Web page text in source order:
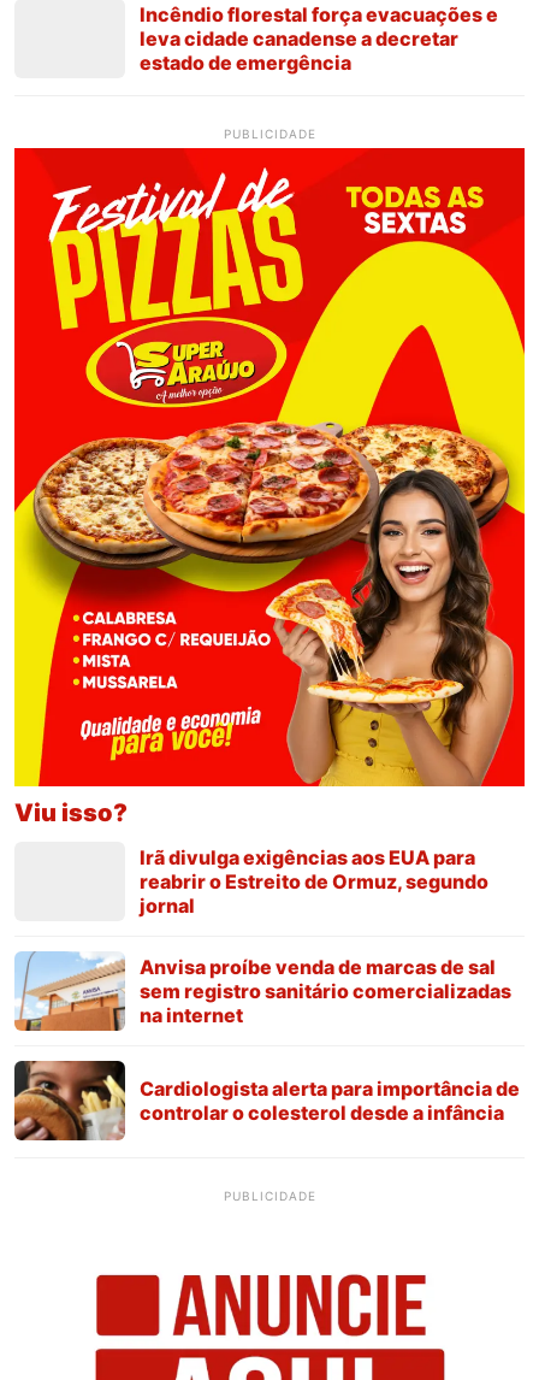
Incêndio florestal força evacuações e
leva cidade canadense a decretar
estado de emergência
PUBLICIDADE
Viu isso?
Irã divulga exigências aos EUA para
reabrir o Estreito de Ormuz, segundo
jornal
Anvisa proíbe venda de marcas de sal
sem registro sanitário comercializadas
na internet
Cardiologista alerta para importância de
controlar o colesterol desde a infância
PUBLICIDADE